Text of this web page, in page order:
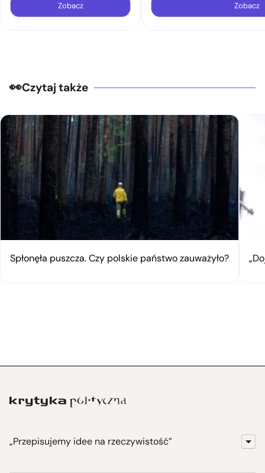
Zobacz Zobacz
Czytaj także
Spłonęła puszcza. Czy polskie państwo zauważyło?
„Przepisujemy idee na rzeczywistość”